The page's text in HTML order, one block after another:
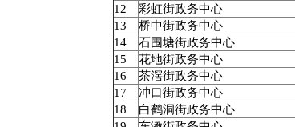
12
彩虹街政务中心
13
桥中街政务中心
14
石围塘街政务中心
15
花地街政务中心
16
茶滘街政务中心
17
冲口街政务中心
18
白鹤洞街政务中心